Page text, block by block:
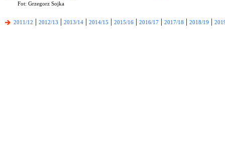
Fot: Grzegorz Sojka
2011/12 | 2012/13 | 2013/14 | 2014/15 | 2015/16 | 2016/17 | 2017/18 | 2018/19 |